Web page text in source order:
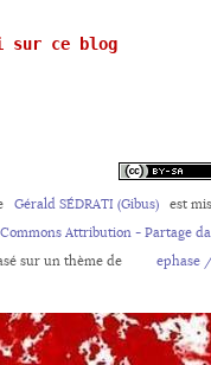
sur ce blog
Gérald SÉDRATI (Gibus)
est
Attribution - Partage
sur un thème de ephase